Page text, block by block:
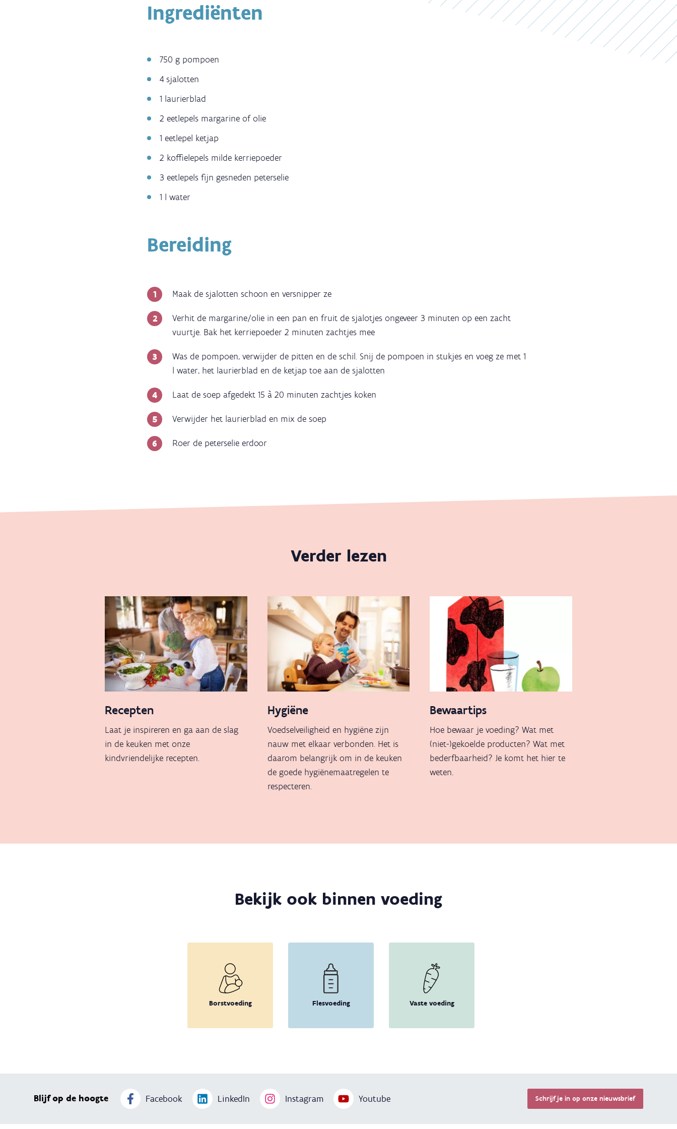
Ingrediënten
750 g pompoen
4 sjalotten
1 laurierblad
2 eetlepels margarine of olie
1 eetlepel ketjap
2 koffielepels milde kerriepoeder
3 eetlepels fijn gesneden peterselie
1 l water
Bereiding
Maak de sjalotten schoon en versnipper ze
Verhit de margarine/olie in een pan en fruit de sjalotjes ongeveer 3 minuten op een zacht
vuurtje. Bak het kerriepoeder 2 minuten zachtjes mee
Was de pompoen, verwijder de pitten en de schil. Snij de pompoen in stukjes en voeg ze met 1
l water, het laurierblad en de ketjap toe aan de sjalotten
Laat de soep afgedekt 15 à 20 minuten zachtjes koken
Verwijder het laurierblad en mix de soep
Roer de peterselie erdoor
Verder lezen
Recepten
Laat je inspireren en ga aan de slag
in de keuken met onze
kindvriendelijke recepten.
Hygiëne
Voedselveiligheid en hygiëne zijn
nauw met elkaar verbonden. Het is
daarom belangrijk om in de keuken
de goede hygiënemaatregelen te
respecteren.
Bewaartips
Hoe bewaar je voeding? Wat met
(niet-)gekoelde producten? Wat met
bederfbaarheid? Je komt het hier te
weten.
Bekijk ook binnen voeding
Borstvoeding Flesvoeding Vaste voeding
Blijf op de hoogte Facebook LinkedIn Instagram Youtube Schrijf je in op onze nieuwsbrief